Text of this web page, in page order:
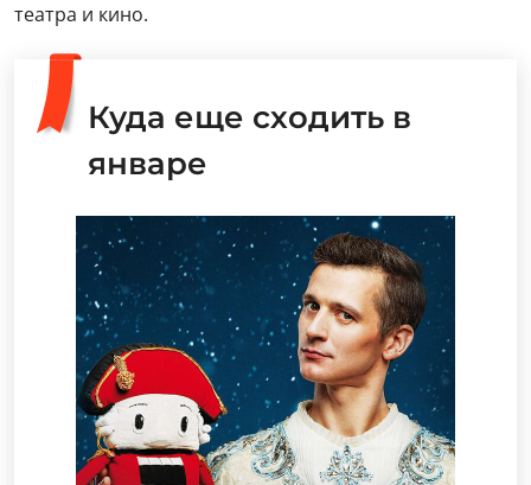
театра и кино.
Куда еще сходить в
январе